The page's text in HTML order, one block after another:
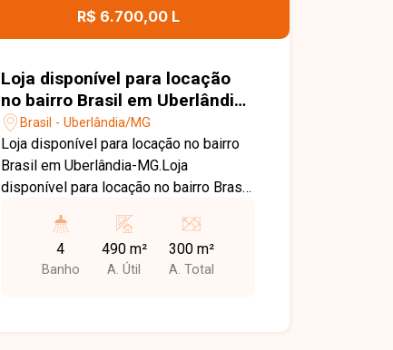
R$ 6.700,00 L
Loja disponível para locação
no bairro Brasil em Uberlândia-
MG.Brasil - Uberlândia/MG
Loja disponível para locação no bairro
Brasil em Uberlândia-MG.Loja
disponível para locação no bairro Brasil.
aproximadamente 490m² sendo vão
livre de 300m², e piso superior com
aproximadamente 190m², imovel com
4
Banho
490 m²
A. Útil
300 m²
A. Total